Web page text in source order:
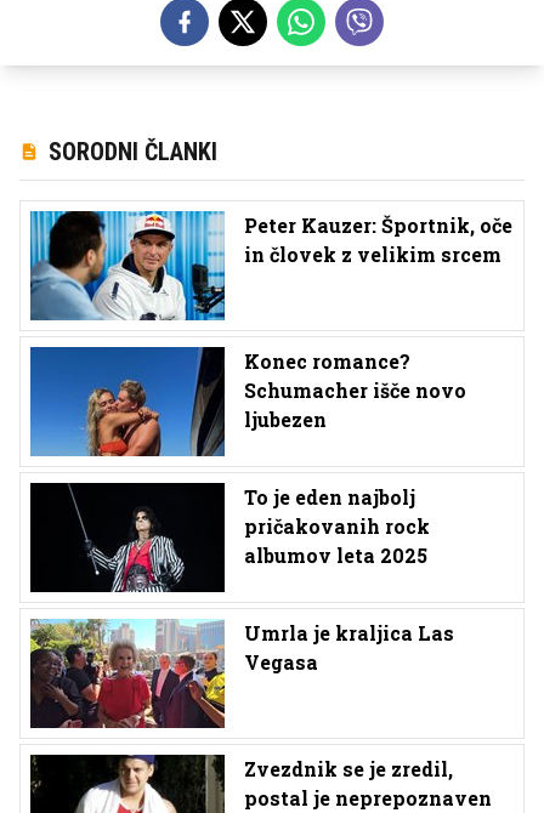
SORODNI ČLANKI
Peter Kauzer: Športnik, oče
in človek z velikim srcem
Konec romance?
Schumacher išče novo
ljubezen
To je eden najbolj
pričakovanih rock
albumov leta 2025
Umrla je kraljica Las
Vegasa
Zvezdnik se je zredil,
postal je neprepoznaven